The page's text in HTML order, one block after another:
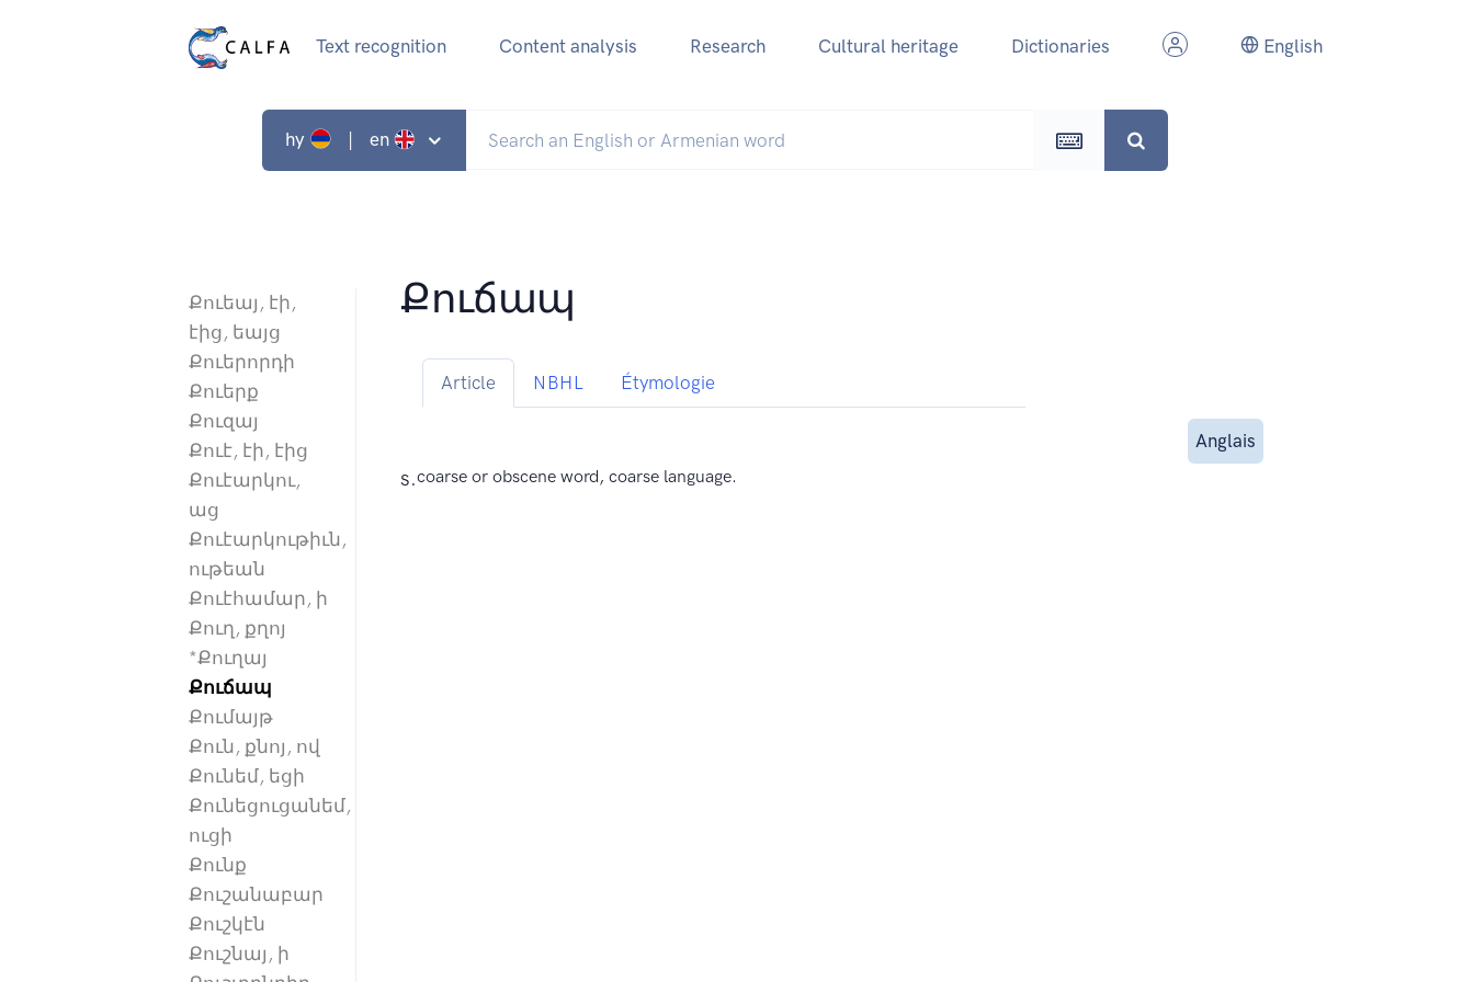
Text recognition Content analysis Research Cultural heritage Dictionaries English
hy | en
Քուեայ, էի,
էից, եայց
Քուերորդի
Քուերք
Քուզայ
Քուէ, էի, էից
Քուէարկու,
աց
Քուէարկութիւն,
ութեան
Քուէհամար, ի
Քուղ, քղոյ
*Քուղայ
Քուճապ
Քումայթ
Քուն, քնոյ, ով
Քունեմ, եցի
Քունեցուցանեմ,
ուցի
Քունք
Քուշանաբար
Քուշկէն
Քուշնայ, ի
Քուճապ
Article NBHL Étymologie
Anglais
s.coarse or obscene word, coarse language.